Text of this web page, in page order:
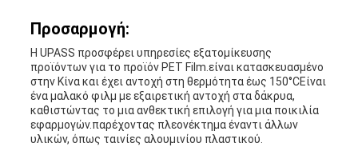
Προσαρμογή:
Η UPASS προσφέρει υπηρεσίες εξατομίκευσης
προϊόντων για το προϊόν PET Film.είναι κατασκευασμένο
στην Κίνα και έχει αντοχή στη θερμότητα έως 150°CΕίναι
ένα μαλακό φιλμ με εξαιρετική αντοχή στα δάκρυα,
καθιστώντας το μια ανθεκτική επιλογή για μια ποικιλία
εφαρμογών.παρέχοντας πλεονέκτημα έναντι άλλων
υλικών, όπως ταινίες αλουμινίου πλαστικού.